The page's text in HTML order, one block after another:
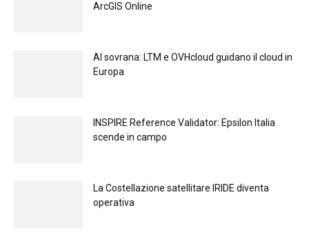
ArcGIS Online
Al sovrana: LTM е OVHcloud guidano il cloud in
Europа
INSPIRE Reference Validator: Epsilon Italia
scende in campo
La Costellazione satellitare IRIDE diventa
operativa